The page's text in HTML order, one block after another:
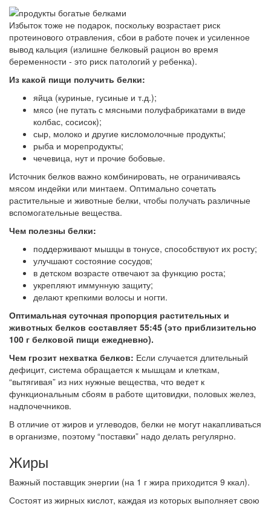
Избыток тоже не подарок, поскольку возрастает риск
протеинового отравления, сбои в работе почек и усиленное
вывод кальция (излишне белковый рацион во время
беременности - это риск патологий у ребенка).
Из какой пищи получить белки:
яйца (куриные, гусиные и т.д.);
мясо (не путать с мясными полуфабрикатами в виде
колбас, сосисок);
сыр, молоко и другие кисломолочные продукты;
рыба и морепродукты;
чечевица, нут и прочие бобовые.
Источник белков важно комбинировать, не ограничиваясь
мясом индейки или минтаем. Оптимально сочетать
растительные и животные белки, чтобы получать различные
вспомогательные вещества.
Чем полезны белки:
поддерживают мышцы в тонусе, способствуют их росту;
улучшают состояние сосудов;
в детском возрасте отвечают за функцию роста;
укрепляют иммунную защиту;
делают крепкими волосы и ногти.
Оптимальная суточная пропорция растительных и
животных белков составляет 55:45 (это приблизительно
100 г белковой пищи ежедневно).
Чем грозит нехватка белков: Если случается длительный
дефицит, система обращается к мышцам и клеткам,
“вытягивая” из них нужные вещества, что ведет к
функциональным сбоям в работе щитовидки, половых желез,
надпочечников.
В отличие от жиров и углеводов, белки не могут накапливаться
в организме, поэтому “поставки” надо делать регулярно.
Жиры
Важный поставщик энергии (на 1 г жира приходится 9 ккал).
Состоят из жирных кислот, каждая из которых выполняет свою